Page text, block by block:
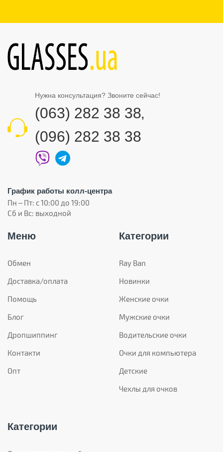
Нужна консультация? Звоните сейчас!
(063) 282 38 38,
(096) 282 38 38
График работы колл-центра
Пн – Пт: с 10:00 до 19:00
Сб и Вс: выходной
Меню
Обмен
Доставка/оплата
Помощь
Блог
Дропшиппинг
Контакти
Опт
Категории
Ray Ban
Новинки
Женские очки
Мужские очки
Водительские очки
Очки для компьютера
Детские
Чехлы для очков
Категории